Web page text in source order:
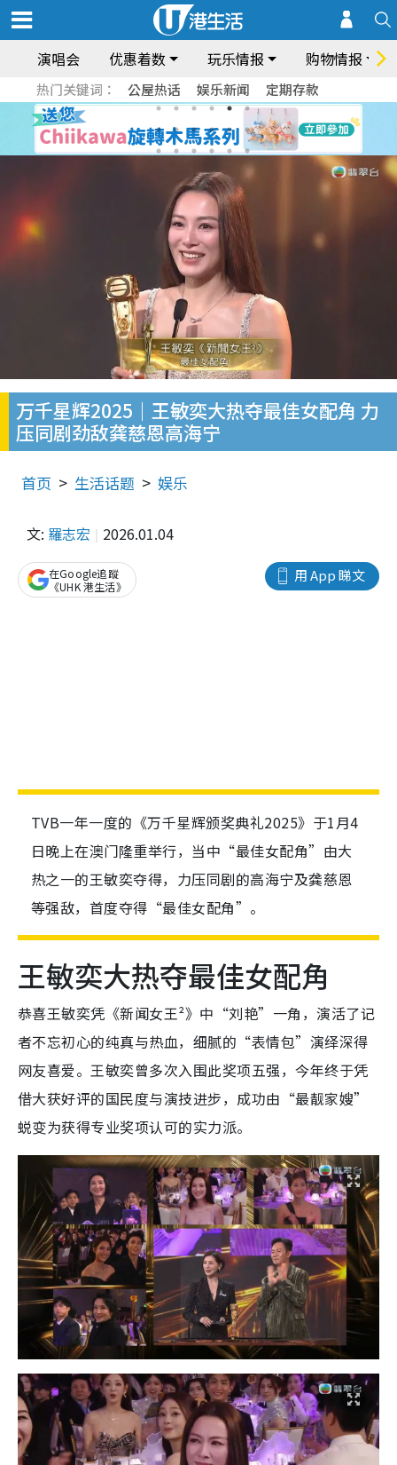
演唱会 优惠着数 玩乐情报 购物情报
热门关键词： 公屋热话 娱乐新闻 定期存款
万千星辉2025｜王敏奕大热夺最佳女配角 力
压同剧劲敌龚慈恩高海宁
首页 生活话题 娱乐
文: 羅志宏 2026.01.04
用 App 睇文
在Google追蹤
《UHK 港生活》
TVB一年一度的《万千星辉颁奖典礼2025》于1月4
日晚上在澳门隆重举行，当中“最佳女配角”由大
热之一的王敏奕夺得，力压同剧的高海宁及龚慈恩
等强敌，首度夺得“最佳女配角”。
王敏奕大热夺最佳女配角
恭喜王敏奕凭《新闻女王²》中“刘艳”一角，演活了记
者不忘初心的纯真与热血，细腻的“表情包”演绎深得
网友喜爱。王敏奕曾多次入围此奖项五强，今年终于凭
借大获好评的国民度与演技进步，成功由“最靓家嫂”
蜕变为获得专业奖项认可的实力派。